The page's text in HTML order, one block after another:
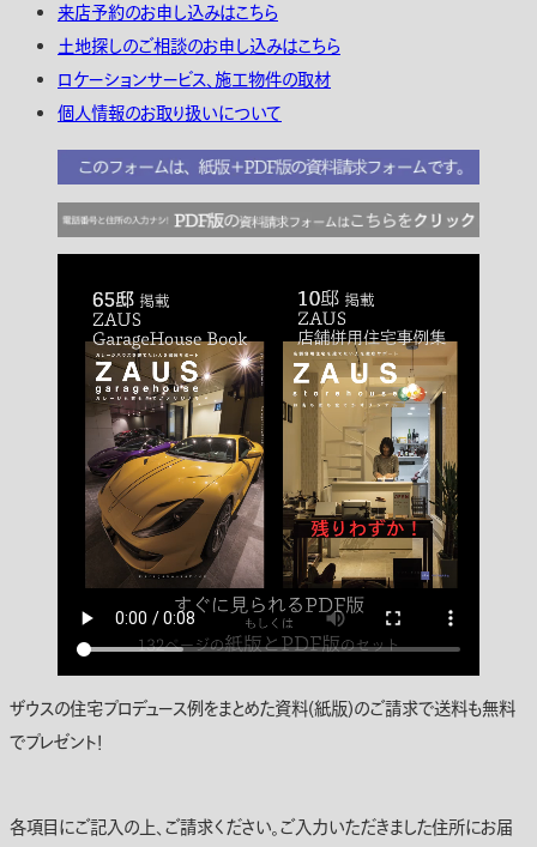
来店予約のお申し込みはこちら
土地探しのご相談のお申し込みはこちら
ロケーションサービス、施工物件の取材
個人情報のお取り扱いについて
ザウスの住宅プロデュース例をまとめた資料(紙版)のご請求で送料も無料
でプレゼント！
各項目にご記入の上、ご請求ください。ご入力いただきました住所にお届